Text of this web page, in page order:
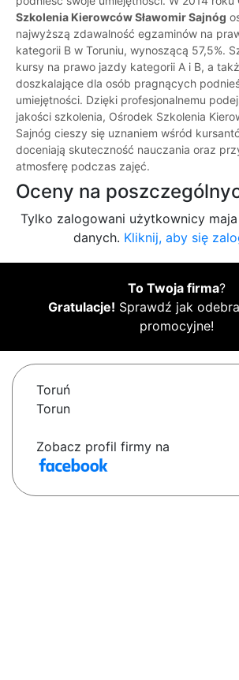
Szkolenia Kierowców Sławomir Sajnóg
najwyższą zdawalność egzaminów na
kategorii B w Toruniu, wynoszącą 57,5%.
kursy na prawo jazdy kategorii A i B, a
doszkalające dla osób pragnących
umiejętności. Dzięki profesjonalnemu
jakości szkolenia, Ośrodek Szkolenia
Sajnóg cieszy się uznaniem wśród
doceniają skuteczność nauczania oraz
atmosferę podczas zajęć.
Oceny na
Tylko zalogowani użytkownicy
danych. Kliknij, aby się
To Twoja firma?
Gratulacje! Sprawdź jak
promocyjne!
Toruń
Torun
Zobacz profil firmy na